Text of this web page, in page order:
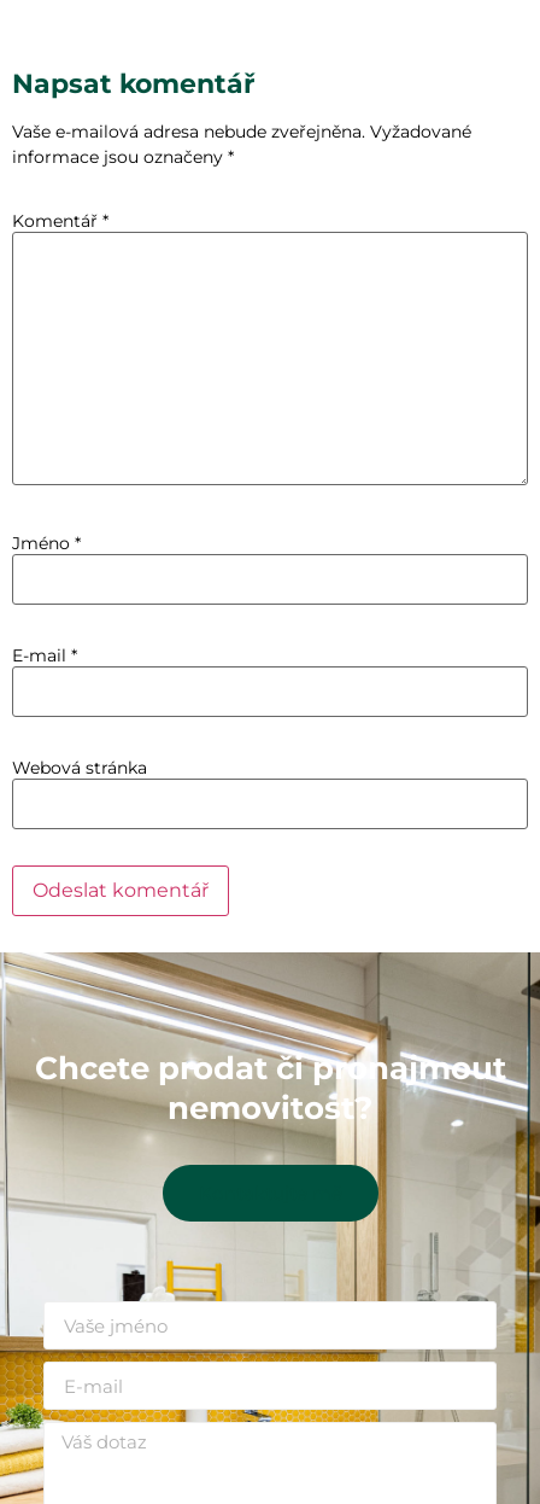
Napsat komentář
Vaše e-mailová adresa nebude zveřejněna. Vyžadované
informace jsou označeny *
Komentář *
Jméno *
E-mail *
Webová stránka
Chcete prodat či pronajmout
nemovitost?